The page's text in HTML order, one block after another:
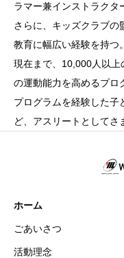
ラマー兼インストラクタ
さらに、キッズクラブの
教育に幅広い経験を持つ。
現在まで、10,000人以上
の運動能力を高めるプロ
プログラムを経験した子
ど、アスリートとしてさ
ホーム
ごあいさつ
活動理念